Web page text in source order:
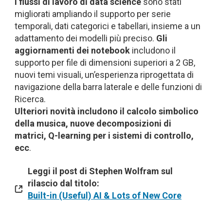
migliorati ampliando il supporto per serie
temporali, dati categorici e tabellari, insieme a un
adattamento dei modelli più preciso. Gli
aggiornamenti dei notebook includono il
supporto per file di dimensioni superiori a 2 GB,
nuovi temi visuali, un’esperienza riprogettata di
navigazione della barra laterale e delle funzioni di
Ricerca.
Ulteriori novità includono il calcolo simbolico
della musica, nuove decomposizioni di
matrici, Q-learning per i sistemi di controllo,
ecc.
Leggi il post di Stephen Wolfram sul
rilascio dal titolo:
Built-in (Useful) AI & Lots of New Core